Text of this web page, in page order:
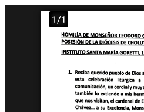
Enlaces
Apóyenos
Código de Ética